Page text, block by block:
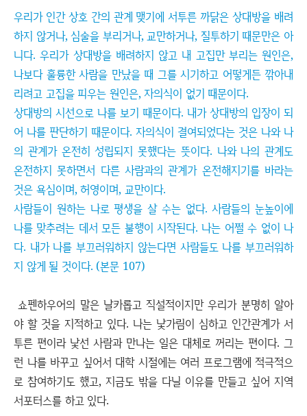
우리가 인간 상호 간의 관계 맺기에 서투른 까닭은 상대방을 배려
하지 않거나, 심술을 부리거나, 교만하거나, 질투하기 때문만은 아
니다. 우리가 상대방을 배려하지 않고 내 고집만 부리는 원인은,
나보다 훌륭한 사람을 만났을 때 그를 시기하고 어떻게든 깎아내
리려고 고집을 피우는 원인은, 자의식이 없기 때문이다.
상대방의 시선으로 나를 보기 때문이다. 내가 상대방의 입장이 되
어 나를 판단하기 때문이다. 자의식이 결여되었다는 것은 나와 나
의 관계가 온전히 성립되지 못했다는 뜻이다. 나와 나의 관계도
온전하지 못하면서 다른 사람과의 관계가 온전해지기를 바라는
것은 욕심이며, 허영이며, 교만이다.
사람들이 원하는 나로 평생을 살 수는 없다. 사람들의 눈높이에
나를 맞추려는 데서 모든 불행이 시작된다. 나는 어쩔 수 없이 나
다. 내가 나를 부끄러워하지 않는다면 사람들도 나를 부끄러워하
지 않게 될 것이다. (본문 107)
쇼펜하우어의 말은 날카롭고 직설적이지만 우리가 분명히 알아
야 할 것을 지적하고 있다. 나는 낯가림이 심하고 인간관계가 서
투른 편이라 낯선 사람과 만나는 일은 대체로 꺼리는 편이다. 그
런 나를 바꾸고 싶어서 대학 시절에는 여러 프로그램에 적극적으
로 참여하기도 했고, 지금도 밖을 다닐 이유를 만들고 싶어 지역
서포터스를 하고 있다.